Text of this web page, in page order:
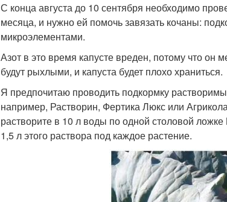
С конца августа до 10 сентября необходимо
месяца, и нужно ей помочь завязать кочаны:
микроэлементами.
Азот в это время капусте вреден, потому что он
будут рыхлыми, и капуста будет плохо храниться.
Я предпочитаю проводить подкормку
например, Растворин, Фертика Люкс или
растворите в 10 л воды по одной столовой
1,5 л этого раствора под каждое растение.